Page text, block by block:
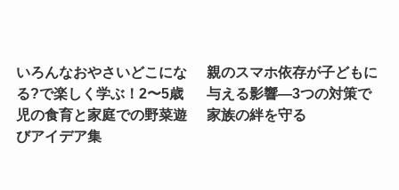
いろんなおやさいどこにな
る?で楽しく学ぶ！2〜5歳
児の食育と家庭での野菜遊
びアイデア集
親のスマホ依存が子どもに
与える影響—3つの対策で
家族の絆を守る